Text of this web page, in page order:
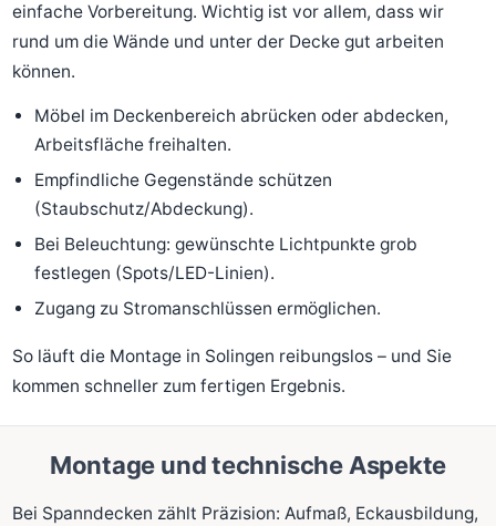
einfache Vorbereitung. Wichtig ist vor allem, dass wir
rund um die Wände und unter der Decke gut arbeiten
können.
Möbel im Deckenbereich abrücken oder abdecken,
Arbeitsfläche freihalten.
Empfindliche Gegenstände schützen
(Staubschutz/Abdeckung).
Bei Beleuchtung: gewünschte Lichtpunkte grob
festlegen (Spots/LED-Linien).
Zugang zu Stromanschlüssen ermöglichen.
So läuft die Montage in Solingen reibungslos – und Sie
kommen schneller zum fertigen Ergebnis.
Montage und technische Aspekte
Bei Spanndecken zählt Präzision: Aufmaß, Eckausbildung,